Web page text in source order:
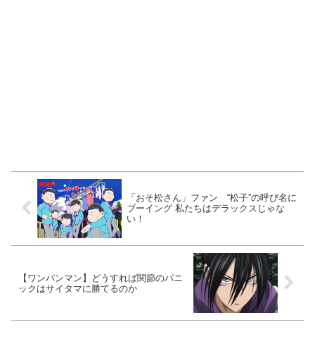
「おそ松さん」ファン “松子”の呼び名に
ブーイング 私たちはデラックスじゃな
い！
【ワンパンマン】どうすれば関節のパニ
ックはサイタマに勝てるのか